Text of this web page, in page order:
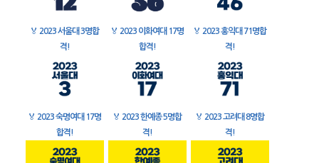
🏅 2023 서울대 3명합
격!
🏅 2023 이화여대 17명
합격!
🏅 2023 홍익대 71명합
격!
🏅 2023 숙명여대 17명
합격!
🏅 2023 한예종 5명합
격!
🏅 2023 고려대 8명합
격!